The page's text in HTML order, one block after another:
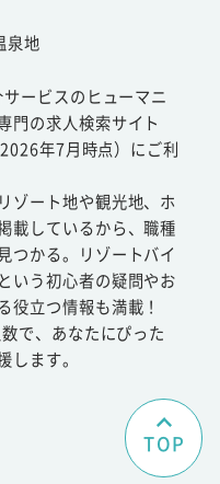
泉地
ービスのヒューマニ
門の求人検索サイト
年7月時点）にご利
ゾート地や観光地、ホ
載しているから、職種
つかる。リゾートバイ
いう初心者の疑問やお
役立つ情報も満載！
で、あなたにぴった
します。
TOP